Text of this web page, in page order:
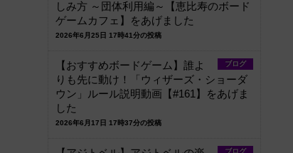
しみ方 ～団体利用編～【恵比寿のボード
ゲームカフェ】をあげました
2026年6月25日 17時41分の投稿
ブログ
【おすすめボードゲーム】誰よ
りも先に動け！「ウィザーズ・ショーダ
ウン」ルール説明動画【#161】をあげま
した
2026年6月17日 17時37分の投稿
ブログ